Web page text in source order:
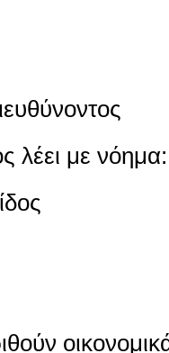
λέει με νόημα: